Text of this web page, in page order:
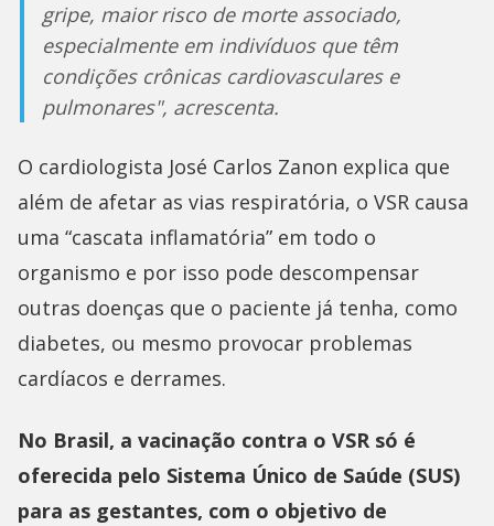
gripe, maior risco de morte associado,
especialmente em indivíduos que têm
condições crônicas cardiovasculares e
pulmonares", acrescenta.
O cardiologista José Carlos Zanon explica que
além de afetar as vias respiratória, o VSR causa
uma “cascata inflamatória” em todo o
organismo e por isso pode descompensar
outras doenças que o paciente já tenha, como
diabetes, ou mesmo provocar problemas
cardíacos e derrames.
No Brasil, a vacinação contra o VSR só é
oferecida pelo Sistema Único de Saúde (SUS)
para as gestantes, com o objetivo de